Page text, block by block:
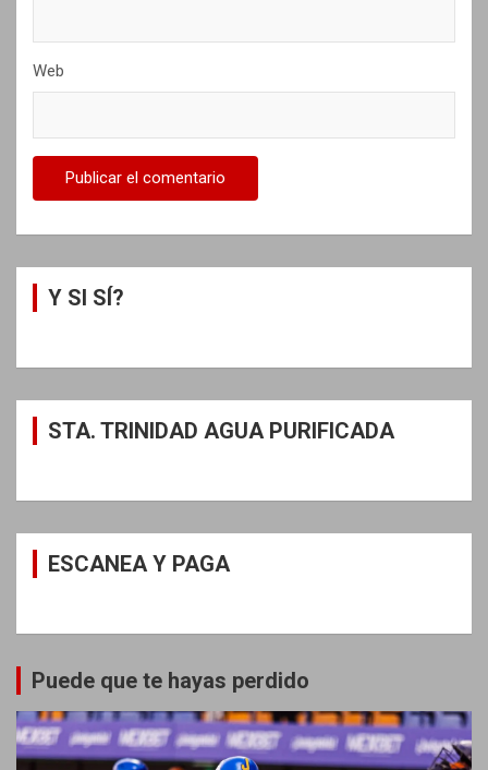
Web
Y SI SÍ?
STA. TRINIDAD AGUA PURIFICADA
ESCANEA Y PAGA
Puede que te hayas perdido